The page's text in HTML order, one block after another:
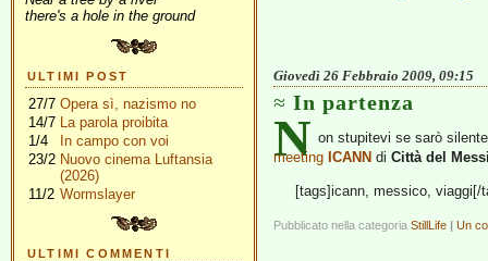
there's a hole in the ground
ULTIMI POST
27/7 Opera sì, nazismo no
14/7 La parola proibita
1/4
In campo con voi
23/2 Nuovo cinema Luftansia
(2026)
11/2 Wormslayer
ULTIMI COMMENTI
Giovedì 26 Febbraio 2009, 09:15
In partenza
N on stupitevi se sarò
meeting ICANN di Città del
[tags]icann, messico, viaggi[/
Pubblicato nella categoria StillLife | Un